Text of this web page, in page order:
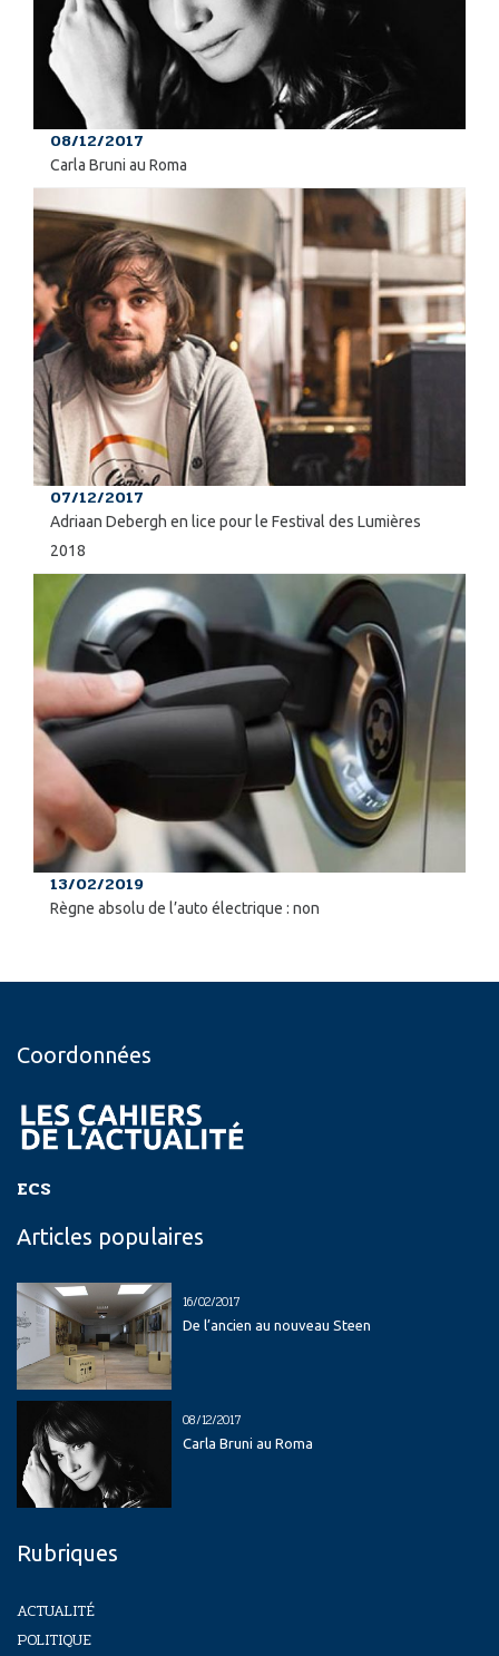
08/12/2017
Carla Bruni au Roma
07/12/2017
Adriaan Debergh en lice pour le Festival des Lumières
2018
13/02/2019
Règne absolu de l’auto électrique : non
Coordonnées
ECS
Articles populaires
16/02/2017
De l’ancien au nouveau Steen
08/12/2017
Carla Bruni au Roma
Rubriques
ACTUALITÉ
POLITIQUE